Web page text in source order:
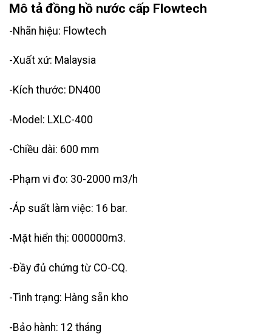
Mô tả đồng hồ nước cấp Flowtech
-Nhãn hiệu: Flowtech
-Xuất xứ: Malaysia
-Kích thước: DN400
-Model: LXLC-400
-Chiều dài: 600 mm
-Phạm vi đo: 30-2000 m3/h
-Áp suất làm việc: 16 bar.
-Mặt hiển thị: 000000m3.
-Đầy đủ chứng từ CO-CQ.
-Tình trạng: Hàng sẵn kho
-Bảo hành: 12 tháng